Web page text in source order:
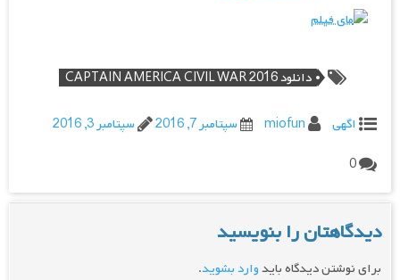
دانلود CAPTAIN AMERICA CIVIL WAR 2016
اگهی miofun سپتامبر 7, 2016
سپتامبر 3, 2016
0
دیدگاهتان را بنویسید
برای نوشتن دیدگاه بایدوارد بشوید.